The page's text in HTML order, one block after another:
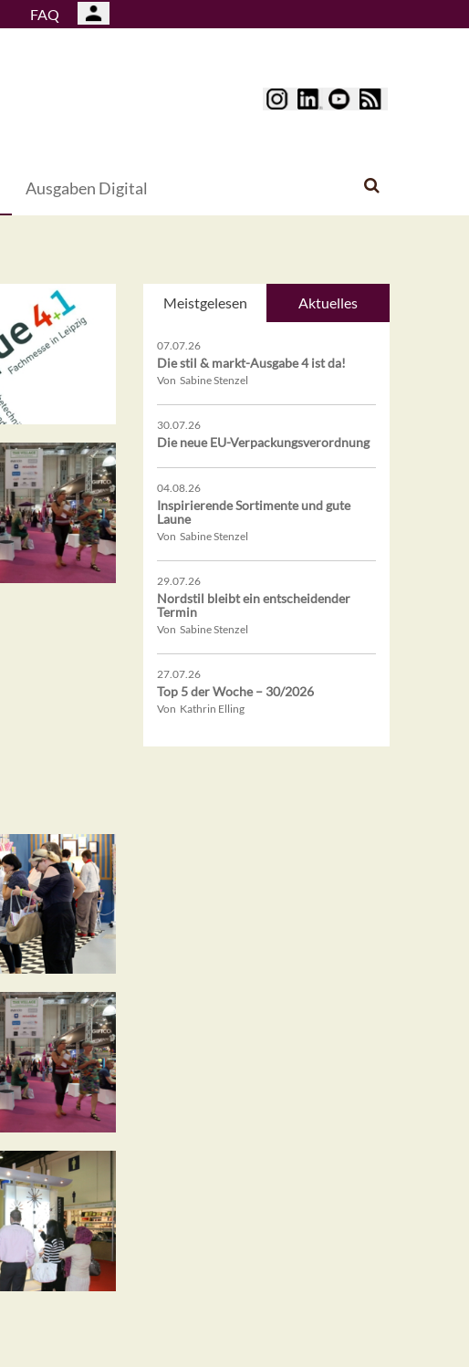
FAQ
Ausgaben Digital
Meistgelesen Aktuelles
07.07.26
Die stil & markt-Ausgabe 4 ist da!
Von Sabine Stenzel
30.07.26
Die neue EU-Verpackungsverordnung
04.08.26
Inspirierende Sortimente und gute
Laune
Von Sabine Stenzel
29.07.26
Nordstil bleibt ein entscheidender
Termin
Von Sabine Stenzel
27.07.26
Top 5 der Woche – 30/2026
Von Kathrin Elling